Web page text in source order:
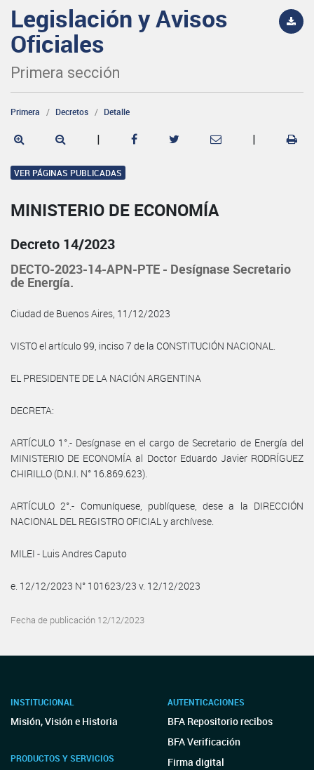
Legislación y Avisos
Oficiales
Primera sección
Primera Decretos Detalle
| |
VER PÁGINAS PUBLICADAS
MINISTERIO DE ECONOMÍA
Decreto 14/2023
DECTO-2023-14-APN-PTE - Desígnase Secretario
de Energía.
Ciudad de Buenos Aires, 11/12/2023
VISTO el artículo 99, inciso 7 de la CONSTITUCIÓN NACIONAL.
EL PRESIDENTE DE LA NACIÓN ARGENTINA
DECRETA:
ARTÍCULO 1°.- Desígnase en el cargo de Secretario de Energía del
MINISTERIO DE ECONOMÍA al Doctor Eduardo Javier RODRÍGUEZ
CHIRILLO (D.N.I. N° 16.869.623).
ARTÍCULO 2°.- Comuníquese, publíquese, dese a la DIRECCIÓN
NACIONAL DEL REGISTRO OFICIAL y archívese.
MILEI - Luis Andres Caputo
e. 12/12/2023 N° 101623/23 v. 12/12/2023
Fecha de publicación 12/12/2023
INSTITUCIONAL
Misión, Visión e Historia
PRODUCTOS Y SERVICIOS
AUTENTICACIONES
BFA Repositorio recibos
BFA Verificación
Firma digital